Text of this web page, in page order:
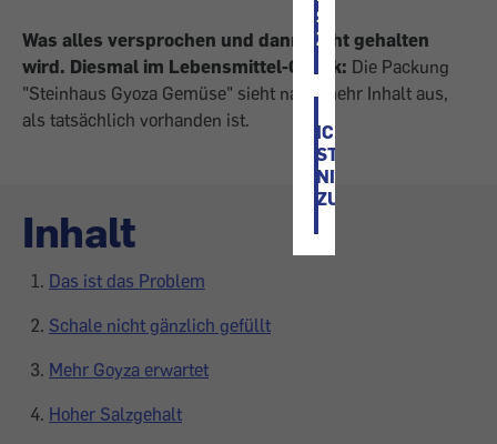
STIMME
ZU
ICH
STIMME
NICHT
ZU
Was alles versprochen und dann nicht gehalten
wird. Diesmal im Lebensmittel-Check: Die Packung
"Steinhaus Gyoza Gemüse" sieht nach mehr Inhalt aus,
als tatsächlich vorhanden ist.
Inhalt
Das ist das Problem
Schale nicht gänzlich gefüllt
Mehr Goyza erwartet
Hoher Salzgehalt